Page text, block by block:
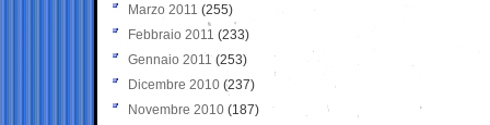
Marzo 2011 (255)
Febbraio 2011 (233)
Gennaio 2011 (253)
Dicembre 2010 (237)
Novembre 2010 (187)